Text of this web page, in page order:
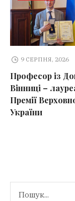
9 СЕРПНЯ, 2026
Професор із
Вінниці –
Премії
України